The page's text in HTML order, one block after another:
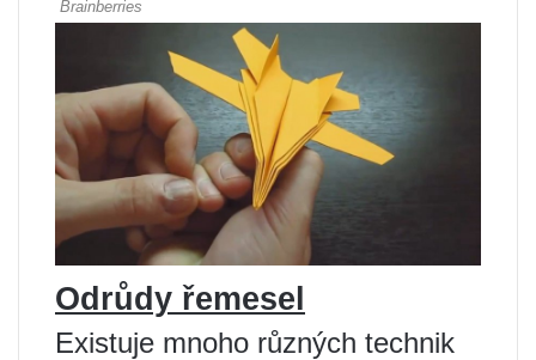
Odrůdy řemesel
Existuje mnoho různých technik